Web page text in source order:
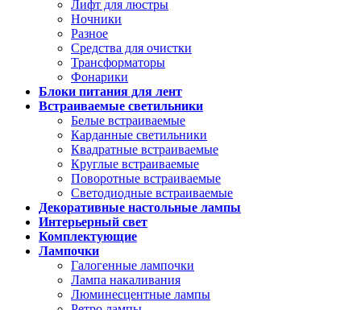
Лифт для люстры
Ночники
Разное
Средства для очистки
Трансформаторы
Фонарики
Блоки питания для лент
Встраиваемые светильники
Белые встраиваемые
Карданные светильники
Квадратные встраиваемые
Круглые встраиваемые
Поворотные встраиваемые
Светодиодные встраиваемые
Декоративные настольные лампы
Интерьерный свет
Комплектующие
Лампочки
Галогенные лампочки
Лампа накаливания
Люминесцентные лампы